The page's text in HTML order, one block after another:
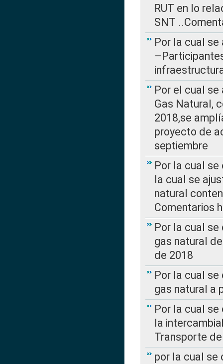
RUT en lo
SNT
Por la cual se
Por el cual
Gas Natural,
2018,se
proyecto de
septiembre
Por la cual se
la cual se
natural
Comentarios
Por la cual
gas natural
de 2018
Por la cual
gas natural a
Por la cual
la
Transporte
por la cual se